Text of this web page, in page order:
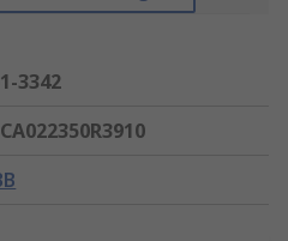
3342